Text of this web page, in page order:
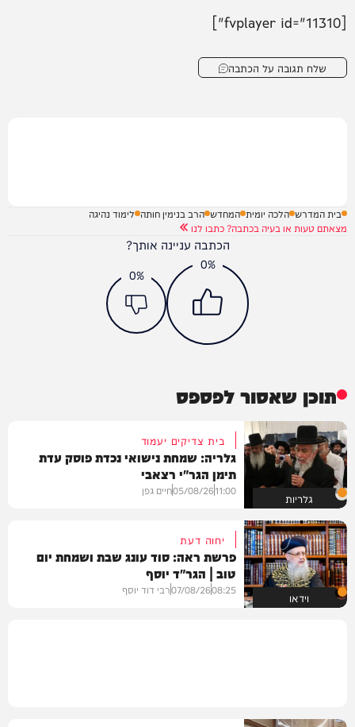
[fvplayer id="11310"]
שלח תגובה על הכתבה
בית המדרש הלכה יומית המחדש הרב בנימין חותה לימוד נהיגה
מצאתם טעות או בעיה בכתבה? כתבו לנו
הכתבה עניינה אותך?
0%
0%
תוכן שאסור לפספס
גלריות
בית צדיקים יעמוד
גלריה: שמחת נישואי נכדת פוסק עדת
תימן הגר"י רצאבי
11:00
05/08/26חיים גפן
וידאו
יחוה דעת
פרשת ראה: סוד עונג שבת ושמחת יום
טוב | הגר"ד יוסף
08:25
07/08/26רבי דוד יוסף